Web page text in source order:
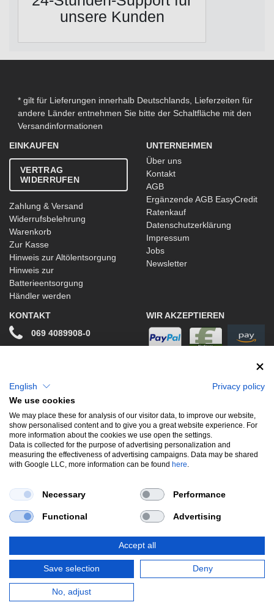
unsere Kunden
* gilt für Lieferungen innerhalb Deutschlands, Lieferzeiten für
andere Länder entnehmen Sie bitte der Schaltfläche mit den
Versandinformationen
EINKAUFEN
VERTRAG
WIDERRUFEN
Zahlung & Versand
Widerrufsbelehrung
Warenkorb
Zur Kasse
Hinweis zur Altölentsorgung
Hinweis zur
Batterieentsorgung
Händler werden
UNTERNEHMEN
Über uns
Kontakt
AGB
Ergänzende AGB EasyCredit
Ratenkauf
Datenschutzerklärung
Impressum
Jobs
Newsletter
KONTAKT
069 4089908-0
Facebook
Instagram
WIR AKZEPTIEREN
UNSERE BELIEBTESTEN PRODUKTE
Endschalldämpfer Bremsscheiben Carbon Style & Aerodynamik
*Alle Preise verstehen sich inkl. MwSt. zzgl.Versandkosten. Versandkostenfrei
innerhalb deutschlands. zzgl. Versandkosten.
© Copyright 2026 | Alle Rechte vorbehalten.
English
Privacy policy
We use cookies
We may place these for analysis of our visitor data, to improve our website,
show personalised content and to give you a great website experience. For
more information about the cookies we use open the settings.
Data is collected for the purpose of advertising personalization and
measuring the effectiveness of advertising campaigns. Data may be shared
with Google LLC, more information can be found here.
Necessary Performance
Functional Advertising
Accept all
Save selection Deny
No, adjust